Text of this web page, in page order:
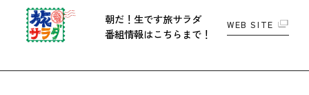
朝だ！生です旅サラダ
番組情報はこちらまで！
WEB SITE